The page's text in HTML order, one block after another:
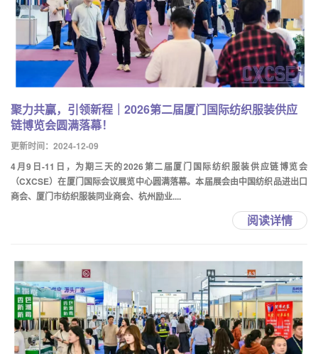
聚力共赢，引领新程｜2026第二届厦门国际纺织服装供应
链博览会圆满落幕！
更新时间：2024-12-09
4月9日-11日，为期三天的2026第二届厦门国际纺织服装供应链博览会
（CXCSE）在厦门国际会议展览中心圆满落幕。本届展会由中国纺织品进出口
商会、厦门市纺织服装同业商会、杭州励业....
阅读详情